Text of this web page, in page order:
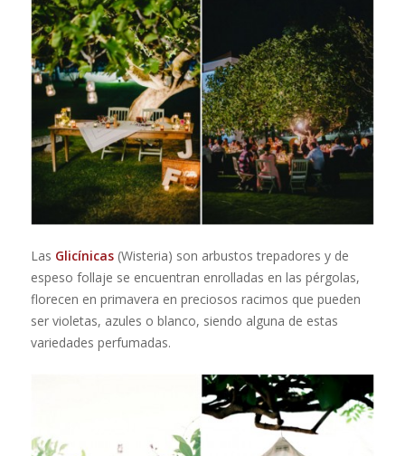
Las Glicínicas (Wisteria) son arbustos trepadores y de
espeso follaje se encuentran enrolladas en las pérgolas,
florecen en primavera en preciosos racimos que pueden
ser violetas, azules o blanco, siendo alguna de estas
variedades perfumadas.